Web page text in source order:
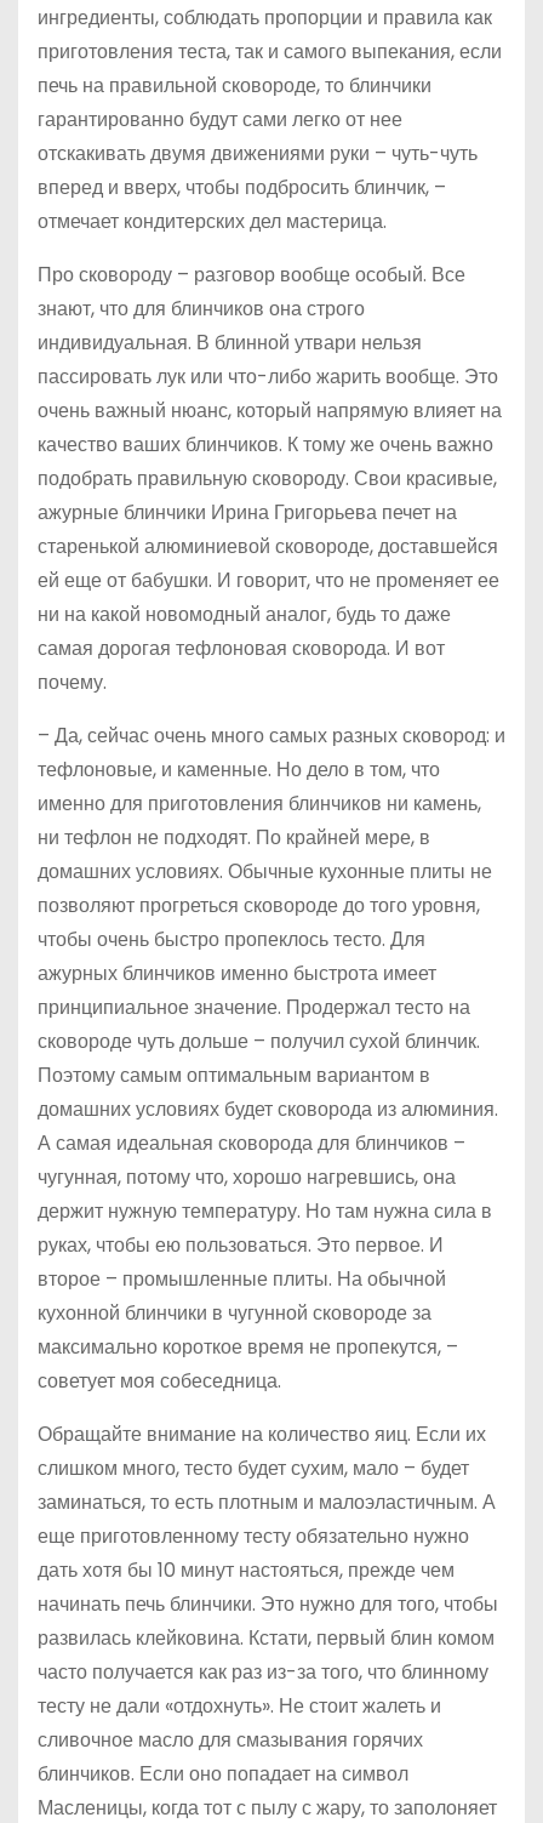
ингредиенты, соблюдать пропорции и правила как
приготовления теста, так и самого выпекания, если
печь на правильной сковороде, то блинчики
гарантированно будут сами легко от нее
отскакивать двумя движениями руки – чуть-чуть
вперед и вверх, чтобы подбросить блинчик, –
отмечает кондитерских дел мастерица.
Про сковороду – разговор вообще особый. Все
знают, что для блинчиков она строго
индивидуальная. В блинной утвари нельзя
пассировать лук или что-либо жарить вообще. Это
очень важный нюанс, который напрямую влияет на
качество ваших блинчиков. К тому же очень важно
подобрать правильную сковороду. Свои красивые,
ажурные блинчики Ирина Григорьева печет на
старенькой алюминиевой сковороде, доставшейся
ей еще от бабушки. И говорит, что не променяет ее
ни на какой новомодный аналог, будь то даже
самая дорогая тефлоновая сковорода. И вот
почему.
– Да, сейчас очень много самых разных сковород: и
тефлоновые, и каменные. Но дело в том, что
именно для приготовления блинчиков ни камень,
ни тефлон не подходят. По крайней мере, в
домашних условиях. Обычные кухонные плиты не
позволяют прогреться сковороде до того уровня,
чтобы очень быстро пропеклось тесто. Для
ажурных блинчиков именно быстрота имеет
принципиальное значение. Продержал тесто на
сковороде чуть дольше – получил сухой блинчик.
Поэтому самым оптимальным вариантом в
домашних условиях будет сковорода из алюминия.
А самая идеальная сковорода для блинчиков –
чугунная, потому что, хорошо нагревшись, она
держит нужную температуру. Но там нужна сила в
руках, чтобы ею пользоваться. Это первое. И
второе – промышленные плиты. На обычной
кухонной блинчики в чугунной сковороде за
максимально короткое время не пропекутся, –
советует моя собеседница.
Обращайте внимание на количество яиц. Если их
слишком много, тесто будет сухим, мало – будет
заминаться, то есть плотным и малоэластичным. А
еще приготовленному тесту обязательно нужно
дать хотя бы 10 минут настояться, прежде чем
начинать печь блинчики. Это нужно для того, чтобы
развилась клейковина. Кстати, первый блин комом
часто получается как раз из-за того, что блинному
тесту не дали «отдохнуть». Не стоит жалеть и
сливочное масло для смазывания горячих
блинчиков. Если оно попадает на символ
Масленицы, когда тот с пылу с жару, то заполоняет